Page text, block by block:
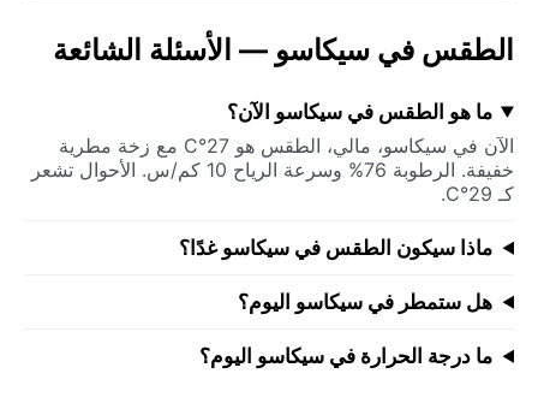
الطقس في سيكاسو — الأسئلة الشائعة
ما هو الطقس في سيكاسو الآن؟
الآن في سيكاسو، مالي، الطقس هو 27°C مع زخة مطرية
خفيفة. الرطوبة 76% وسرعة الرياح 10 كم/س. الأحوال تشعر
كـ 29°C.
ماذا سيكون الطقس في سيكاسو غدًا؟
هل ستمطر في سيكاسو اليوم؟
ما درجة الحرارة في سيكاسو اليوم؟